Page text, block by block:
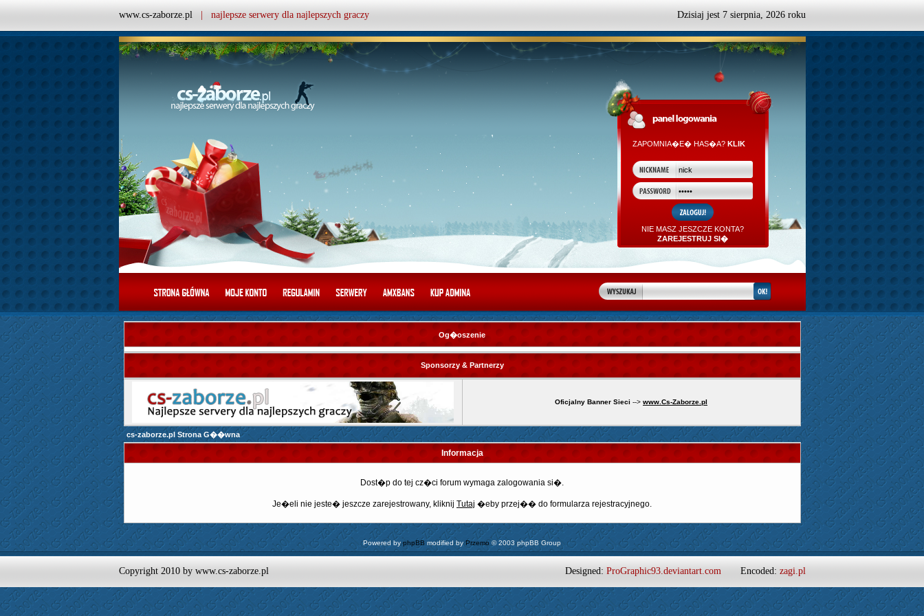
www.cs-zaborze.pl | najlepsze serwery dla najlepszych graczy Dzisiaj jest 7 sierpnia, 2026 roku
ZAPOMNIA�E� HAS�A? KLIK
NIE MASZ JESZCZE KONTA?
ZAREJESTRUJ SI�
Og�oszenie
Sponsorzy & Partnerzy
Oficjalny Banner Sieci --> www.Cs-Zaborze.pl
cs-zaborze.pl Strona G��wna
Informacja
Dost�p do tej cz�ci forum wymaga zalogowania si�.
Je�eli nie jeste� jeszcze zarejestrowany, kliknij Tutaj �eby przej�� do formularza rejestracyjnego.
Powered byphpBB modified byPrzemo © 2003 phpBB Group
Copyright 2010 by www.cs-zaborze.pl Designed: ProGraphic93.deviantart.comEncoded: zagi.pl